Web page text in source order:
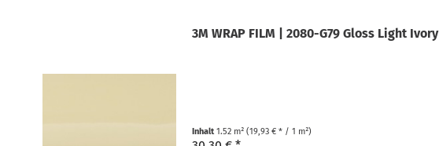
3M WRAP FILM | 2080-G79 Gloss Light Ivory
Inhalt1.52 m² (19,93 € * / 1 m²)